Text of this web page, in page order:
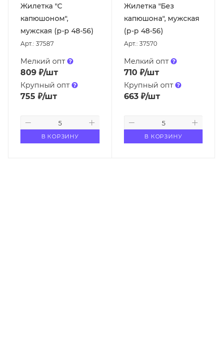
Жилетка "С
капюшоном",
мужская (р-р 48-56)
Арт.: 37587
Мелкий опт
809 ₽/шт
Крупный опт
755 ₽/шт
В КОРЗИНУ
Жилетка "Без
капюшона", мужская
(р-р 48-56)
Арт.: 37570
Мелкий опт
710₽/шт
Крупный опт
663₽/шт
В КОРЗИНУ